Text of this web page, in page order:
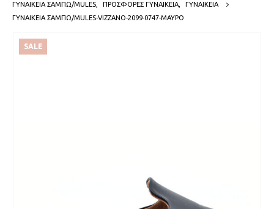
ΓΥΝΑΙΚΕΙΑ ΣΑΜΠΩ/MULES
ΠΡΟΣΦΟΡΕΣ ΓΥΝΑΙΚΕΙΑ
ΓΥΝΑΙΚΕΙΑ
ΓΥΝΑΙΚΕΙΑ ΣΑΜΠΩ/MULES-VIZZANO-2099-0747-ΜΑΥΡΟ
SALE